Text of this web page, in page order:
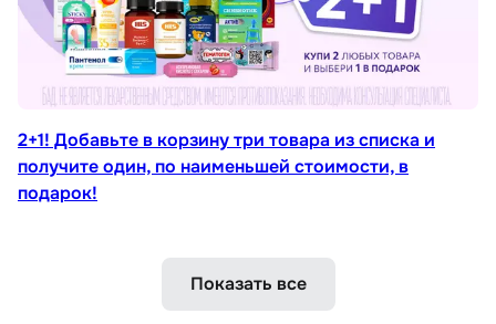
2+1! Добавьте в корзину три товара из списка и
получите один, по наименьшей стоимости, в
подарок!
Показать все